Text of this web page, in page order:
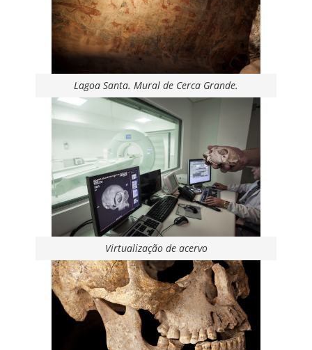
Lagoa Santa. Mural de Cerca Grande.
Virtualização de acervo